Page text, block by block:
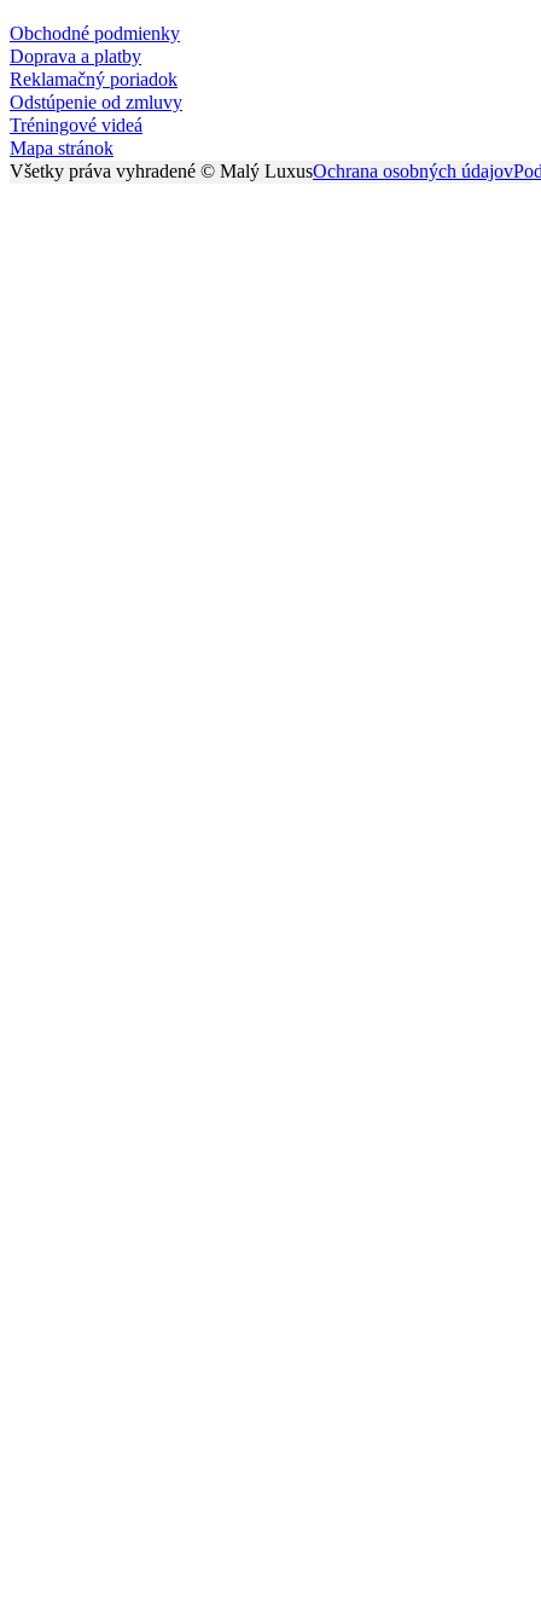
Obchodné podmienky
Doprava a platby
Reklamačný poriadok
Odstúpenie od zmluvy
Tréningové videá
Mapa stránok
Všetky práva vyhradené © Malý LuxusOchrana osobných údajov